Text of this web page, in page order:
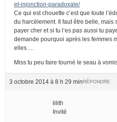
et-injonction-paradoxale/
Ce qui est chouette c’est que toute
du harcèlement. Il faut être belle, mais
payer cher et si tu l’es pas aussi tu
demande pourquoi après les femmes
elles….
Miss tu peu faire tourné le seau à
3 octobre 2014 à 8 h 29 minRÉPONDRE
lilith
Invité